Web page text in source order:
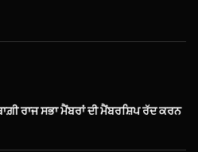
ਰਾਜ ਸਭਾ ਮੈਂਬਰਾਂ ਦੀ ਮੈਂਬਰਸ਼ਿਪ ਰੱਦ ਕਰਨ